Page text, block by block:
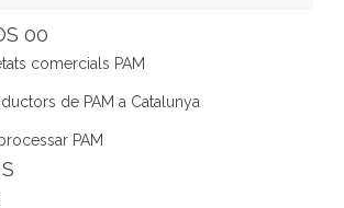
gr
a
m
dI
n
00
comercials PAM
de PAM a Catalunya
PAM